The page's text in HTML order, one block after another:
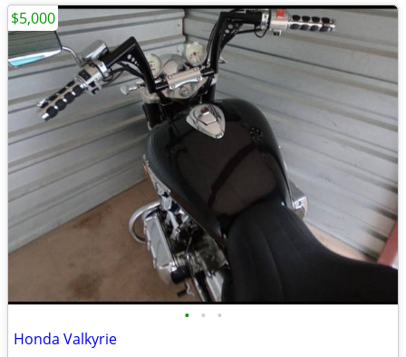
• • •
Honda Valkyrie
$5,000